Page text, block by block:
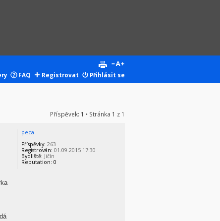
FAQ Registrovat Přihlásit se
Příspěvek: 1 • Stránka 1 z 1
peca
Příspěvky: 263
Registrován: 01.09.2015 17:30
Bydliště: Jičín
Reputation: 0